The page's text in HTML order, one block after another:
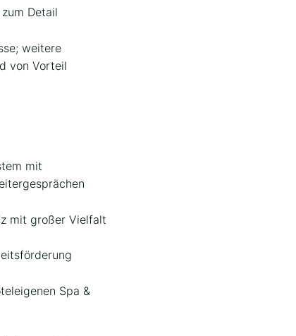
Detail
weitere
von Vorteil
mit
mit großer Vielfalt
Spa &